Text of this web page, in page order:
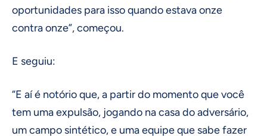
oportunidades para isso quando estava onze
contra onze”, começou.
E seguiu:
“E aí é notório que, a partir do momento que você
tem uma expulsão, jogando na casa do adversário,
um campo sintético, e uma equipe que sabe fazer